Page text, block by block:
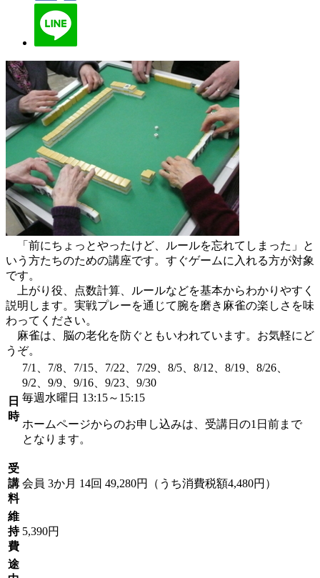
「前にちょっとやったけど、ルールを忘れてしまった」と
いう方たちのための講座です。すぐゲームに入れる方が対象
です。
上がり役、点数計算、ルールなどを基本からわかりやすく
説明します。実戦プレーを通じて腕を磨き麻雀の楽しさを味
わってください。
麻雀は、脳の老化を防ぐともいわれています。お気軽にど
うぞ。
日
時
7/1、7/8、7/15、7/22、7/29、8/5、8/12、8/19、8/26、
9/2、9/9、9/16、9/23、9/30
毎週水曜日 13:15～15:15
ホームページからのお申し込みは、受講日の1日前まで
となります。
受
講
料
会員 3か月 14回 49,280円（うち消費税額4,480円）
維
持
費
5,390円
途